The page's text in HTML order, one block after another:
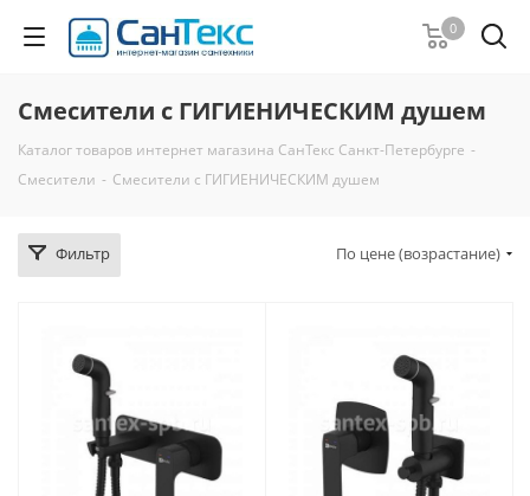
0
Смесители с ГИГИЕНИЧЕСКИМ душем
Каталог товаров интернет магазина СанТекс Санкт-Петербурге -
Смесители - Смесители с ГИГИЕНИЧЕСКИМ душем
Фильтр По цене (возрастание)